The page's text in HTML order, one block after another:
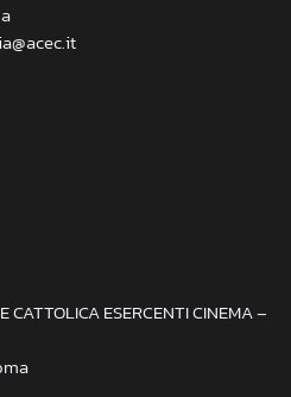
CATTOLICA ESERCENTI CINEMA –